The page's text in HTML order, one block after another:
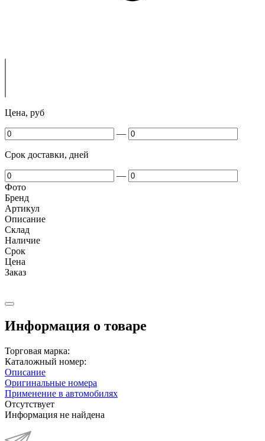
Цена, руб
—
Срок доставки, дней
—
Фото
Бренд
Артикул
Описание
Cклад
Наличие
Срок
Цена
Заказ
Информация о товаре
Торговая марка:
Каталожный номер:
Описание
Оригинальные номера
Применение в автомобилях
Отсутствует
Информация не найдена